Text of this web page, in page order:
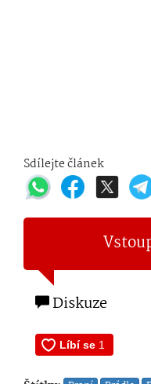
Sdílejte článek
Diskuze